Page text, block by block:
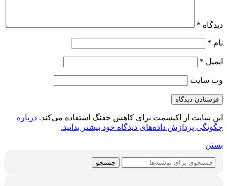
دیدگاه *
نام *
ایمیل *
وب‌ سایت
این سایت از اکیسمت برای کاهش جفنگ استفاده می‌کند. درباره
چگونگی پردازش داده‌های دیدگاه خود بیشتر بدانید.
بستن
جستجو